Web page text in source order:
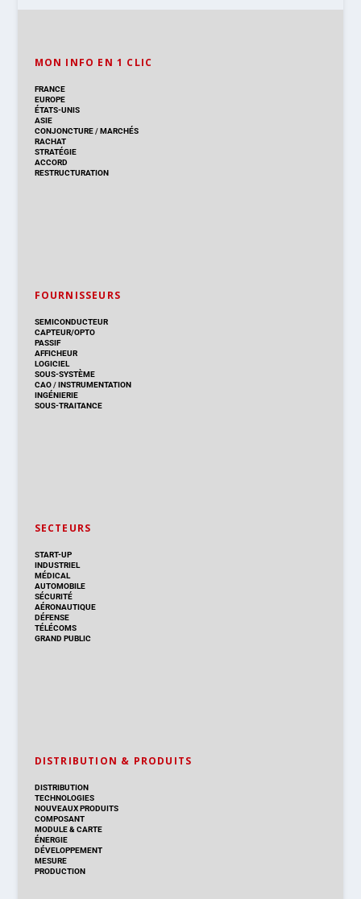
MON INFO EN 1 CLIC
FRANCE
EUROPE
ÉTATS-UNIS
ASIE
CONJONCTURE/ MARCHÉS
RACHAT
STRATÉGIE
ACCORD
RESTRUCTURATION
FOURNISSEURS
SEMICONDUCTEUR
CAPTEUR/OPTO
PASSIF
AFFICHEUR
LOGICIEL
SOUS-SYSTÈME
CAO/INSTRUMENTATION
INGÉNIERIE
SOUS-TRAITANCE
SECTEURS
START-UP
INDUSTRIEL
MÉDICAL
AUTOMOBILE
SÉCURITÉ
AÉRONAUTIQUE
DÉFENSE
TÉLÉCOMS
GRAND PUBLIC
DISTRIBUTION & PRODUITS
DISTRIBUTION
TECHNOLOGIES
NOUVEAUX PRODUITS
COMPOSANT
MODULE & CARTE
ÉNERGIE
DÉVELOPPEMENT
MESURE
PRODUCTION